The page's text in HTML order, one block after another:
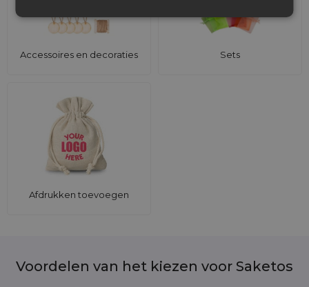
Accessoires en decoraties Sets
Afdrukken toevoegen
Voordelen van het kiezen voor Saketos